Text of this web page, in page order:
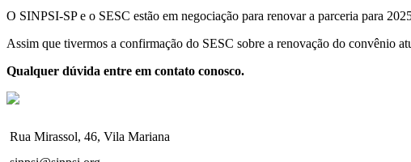
O SINPSI-SP e o SESC estão em negociação para renovar a parceria para
Assim que tivermos a confirmação do SESC sobre a renovação do convênio
Qualquer dúvida entre em contato conosco.
Rua Mirassol, 46, Vila Mariana